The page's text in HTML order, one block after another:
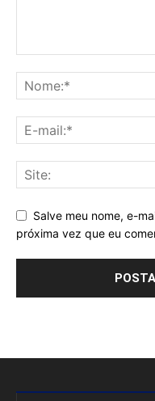
Salve meu nome, e-
próxima vez que eu